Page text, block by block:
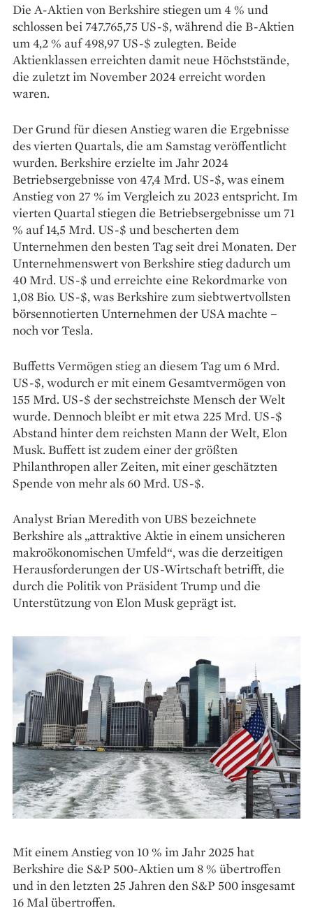
Die A-Aktien von Berkshire stiegen um 4 % und
schlossen bei 747.765,75 US-$, während die B-Aktien
um 4,2 % auf 498,97 US-$ zulegten. Beide
Aktienklassen erreichten damit neue Höchststände,
die zuletzt im November 2024 erreicht worden
waren.
Der Grund für diesen Anstieg waren die Ergebnisse
des vierten Quartals, die am Samstag veröffentlicht
wurden. Berkshire erzielte im Jahr 2024
Betriebsergebnisse von 47,4 Mrd. US-$, was einem
Anstieg von 27 % im Vergleich zu 2023 entspricht. Im
vierten Quartal stiegen die Betriebsergebnisse um 71
% auf 14,5 Mrd. US-$ und bescherten dem
Unternehmen den besten Tag seit drei Monaten. Der
Unternehmenswert von Berkshire stieg dadurch um
40 Mrd. US-$ und erreichte eine Rekordmarke von
1,08 Bio. US-$, was Berkshire zum siebtwertvollsten
börsennotierten Unternehmen der USA machte –
noch vor Tesla.
Buffetts Vermögen stieg an diesem Tag um 6 Mrd.
US-$, wodurch er mit einem Gesamtvermögen von
155 Mrd. US-$ der sechstreichste Mensch der Welt
wurde. Dennoch bleibt er mit etwa 225 Mrd. US-$
Abstand hinter dem reichsten Mann der Welt, Elon
Musk. Buffett ist zudem einer der größten
Philanthropen aller Zeiten, mit einer geschätzten
Spende von mehr als 60 Mrd. US-$.
Analyst Brian Meredith von UBS bezeichnete
Berkshire als „attraktive Aktie in einem unsicheren
makroökonomischen Umfeld“, was die derzeitigen
Herausforderungen der US-Wirtschaft betrifft, die
durch die Politik von Präsident Trump und die
Unterstützung von Elon Musk geprägt ist.
Mit einem Anstieg von 10 % im Jahr 2025 hat
Berkshire die S&P 500-Aktien um 8 % übertroffen
und in den letzten 25 Jahren den S&P 500 insgesamt
16 Mal übertroffen.